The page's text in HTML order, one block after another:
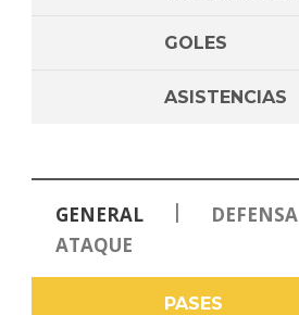
GOLES
ASISTENCIAS
GENERAL | DEFENSA
ATAQUE
PASES